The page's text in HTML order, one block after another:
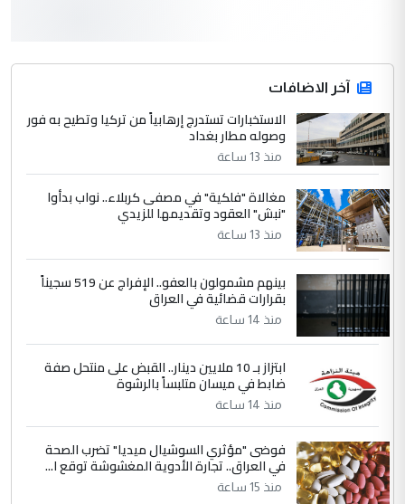
جنسية الرافد الثالث للعراق ومن اصول عريقة
ابا فرات ...
الموضوع :
الجواهري يرد على صدام حسين سل
مضجعيك يابن الزنا (نص كامل)
حيدر عاشور
التعليق : تحياتي لك استاذ حامدتركان. كلام
دقيق ومسؤول؛ فالاستثمار الحقيقي للإنسان
وثروات البلد يعتمد على الكفاءة ...
الموضوع :
بين الإهمال واغتصاب الأرض.. بلاد
الرافدين تعاني الجفاف والتصحر!!
التعليق : هذه الزيارة تنفع لبنان، دون الشعب
العراقي، الذي احترق بحر الصيف، في حين
حكومة الزيدي ...
الموضوع :
نواف سلام في بغداد.. "الفيول" مقابل
تصدير النفط العراقي
آخر الاضافات
الاستخبارات تستدرج إرهابياً من تركيا وتطيح به فور
وصوله مطار بغداد
منذ 13 ساعة
مغالاة "فلكية" في مصفى كربلاء.. نواب بدأوا
"نبش" العقود وتقديمها للزيدي
منذ 13 ساعة
بينهم مشمولون بالعفو.. الإفراج عن 519 سجيناً
بقرارات قضائية في العراق
منذ 14 ساعة
ابتزاز بـ 10 ملايين دينار.. القبض على منتحل صفة
ضابط في ميسان متلبساً بالرشوة
منذ 14 ساعة
فوضى "مؤثري السوشيال ميديا" تضرب الصحة
في العراق.. تجارة الأدوية المغشوشة توقع ا...
منذ 15 ساعة